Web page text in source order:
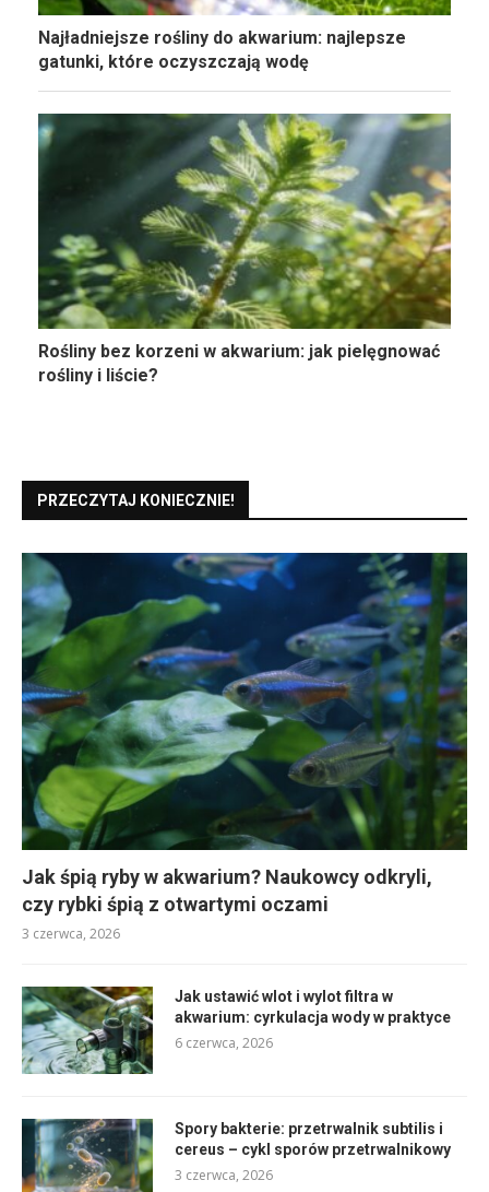
Najładniejsze rośliny do akwarium: najlepsze
gatunki, które oczyszczają wodę
Rośliny bez korzeni w akwarium: jak pielęgnować
rośliny i liście?
PRZECZYTAJ KONIECZNIE!
Jak śpią ryby w akwarium? Naukowcy odkryli,
czy rybki śpią z otwartymi oczami
3 czerwca, 2026
Jak ustawić wlot i wylot filtra w
akwarium: cyrkulacja wody w praktyce
6 czerwca, 2026
Spory bakterie: przetrwalnik subtilis i
cereus – cykl sporów przetrwalnikowy
3 czerwca, 2026